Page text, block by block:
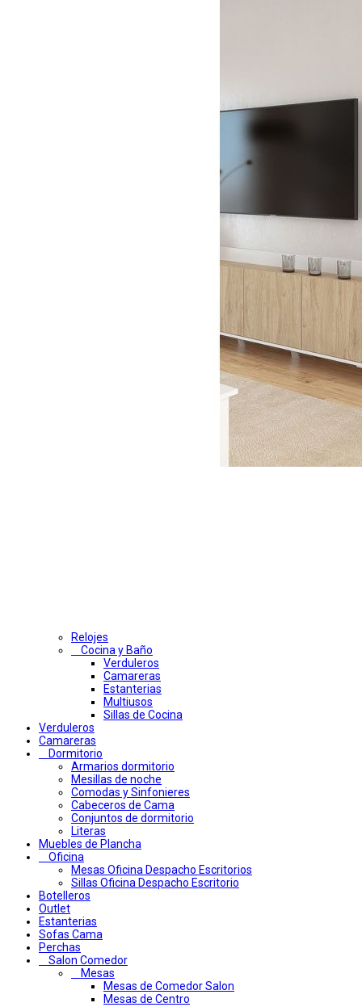
Relojes
Cocina y Baño
Verduleros
Camareras
Estanterias
Multiusos
Sillas de Cocina
Verduleros
Camareras
Dormitorio
Armarios dormitorio
Mesillas de noche
Comodas y Sinfonieres
Cabeceros de Cama
Conjuntos de dormitorio
Literas
Muebles de Plancha
Oficina
Mesas Oficina Despacho Escritorios
Sillas Oficina Despacho Escritorio
Botelleros
Outlet
Estanterias
Sofas Cama
Perchas
Salon Comedor
Mesas
Mesas de Comedor Salon
Mesas de Centro